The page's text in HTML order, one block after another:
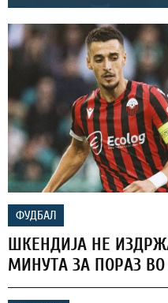
ФУДБАЛ
ШКЕНДИЈА НЕ
МИНУТА ЗА ПОРАЗ